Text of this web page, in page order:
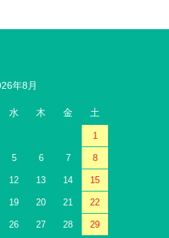
年8月
水 木 金 土
1
5 6 7 8
12 13 14 15
19 20 21 22
26 27 28 29